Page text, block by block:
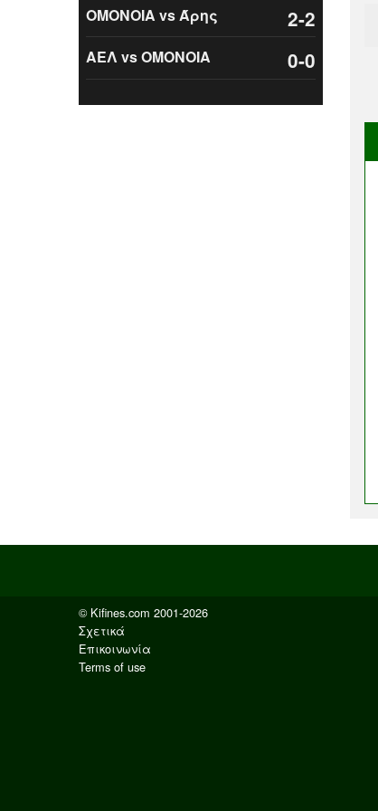
ΟΜΟΝΟΙΑ vs Άρης 2-2
ΑΕΛ vs ΟΜΟΝΟΙΑ 0-0
© Kifines.com 2001-2026
Σχετικά
Επικοινωνία
Terms of use